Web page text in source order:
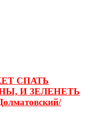
СПАТЬ
И ЗЕЛЕНЕТЬ